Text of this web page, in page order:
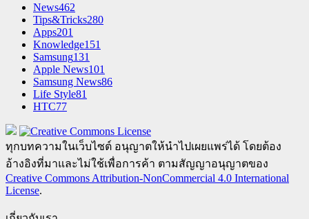
News462
Tips&Tricks280
Apps201
Knowledge151
Samsung131
Apple News101
Samsung News86
Life Style81
HTC77
ทุกบทความในเว็บไซต์ อนุญาตให้นำไปเผยแพร่ได้ โดยต้อง
อ้างอิงที่มาและไม่ใช้เพื่อการค้า ตามสัญญาอนุญาตของ
Creative Commons Attribution-NonCommercial 4.0 International
License.